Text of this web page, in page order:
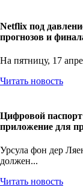
Netflix под
прогнозов и
На пятницу, 17
Читать новость
Цифровой паспорт
приложение для
Урсула фон дер
должен...
Читать новость